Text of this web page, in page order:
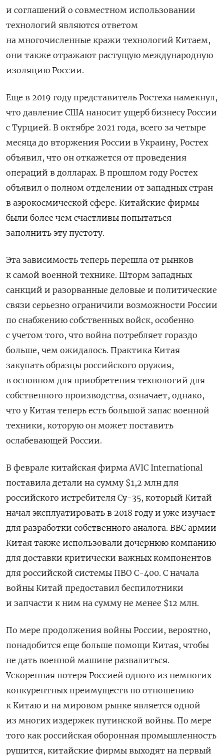
и соглашений о совместном использовании
технологий являются ответом
на многочисленные кражи технологий Китаем,
они также отражают растущую международную
изоляцию России.
Еще в 2019 году представитель Ростеха намекнул,
что давление США наносит ущерб бизнесу России
с Турцией. В октябре 2021 года, всего за четыре
месяца до вторжения России в Украину, Ростех
объявил, что он откажется от проведения
операций в долларах. В прошлом году Ростех
объявил о полном отделении от западных стран
в аэрокосмической сфере. Китайские фирмы
были более чем счастливы попытаться
заполнить эту пустоту.
Эта зависимость теперь перешла от рынков
к самой военной технике. Шторм западных
санкций и разорванные деловые и политические
связи серьезно ограничили возможности России
по снабжению собственных войск, особенно
с учетом того, что война потребляет гораздо
больше, чем ожидалось. Практика Китая
закупать образцы российского оружия,
в основном для приобретения технологий для
собственного производства, означает, однако,
что у Китая теперь есть большой запас военной
техники, которую он может поставить
ослабевающей России.
В феврале китайская фирма AVIC International
поставила детали на сумму $1,2 млн для
российского истребителя Су-35, который Китай
начал эксплуатировать в 2018 году и уже изучает
для разработки собственного аналога. ВВС армии
Китая также использовали дочернюю компанию
для доставки критически важных компонентов
для российской системы ПВО С-400. С начала
войны Китай предоставил беспилотники
и запчасти к ним на сумму не менее $12 млн.
По мере продолжения войны России, вероятно,
понадобится еще больше помощи Китая, чтобы
не дать военной машине развалиться.
Ускоренная потеря Россией одного из немногих
конкурентных преимуществ по отношению
к Китаю и на мировом рынке является одной
из многих издержек путинской войны. По мере
того как российская оборонная промышленность
рушится, китайские фирмы выходят на первый